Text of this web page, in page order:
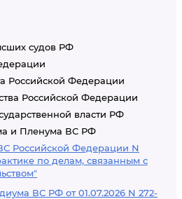
судов РФ
Российской Федерации
Российской Федерации
власти РФ
и Пленума ВС РФ
Российской Федерации N
по делам, связанным с
ВС РФ от 01.07.2026 N 272-